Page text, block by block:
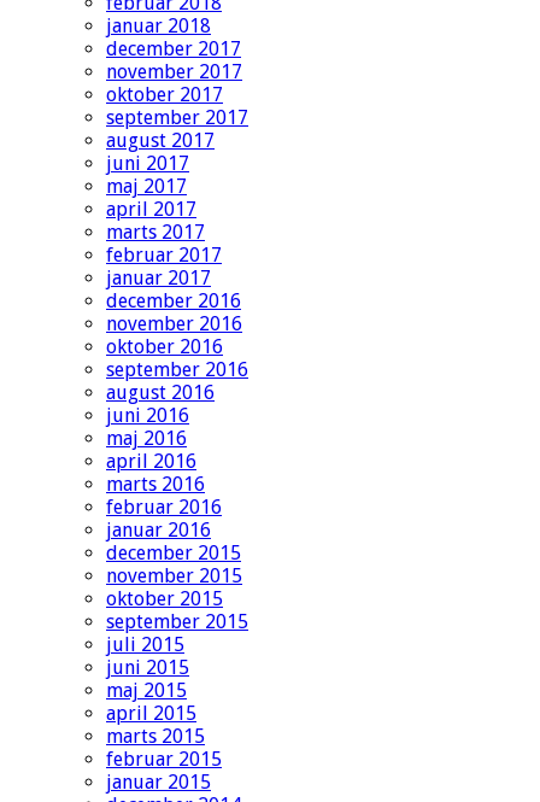
januar 2018
december 2017
november 2017
oktober 2017
september 2017
august 2017
juni 2017
maj 2017
april 2017
marts 2017
februar 2017
januar 2017
december 2016
november 2016
oktober 2016
september 2016
august 2016
juni 2016
maj 2016
april 2016
marts 2016
februar 2016
januar 2016
december 2015
november 2015
oktober 2015
september 2015
juli 2015
juni 2015
maj 2015
april 2015
marts 2015
februar 2015
januar 2015